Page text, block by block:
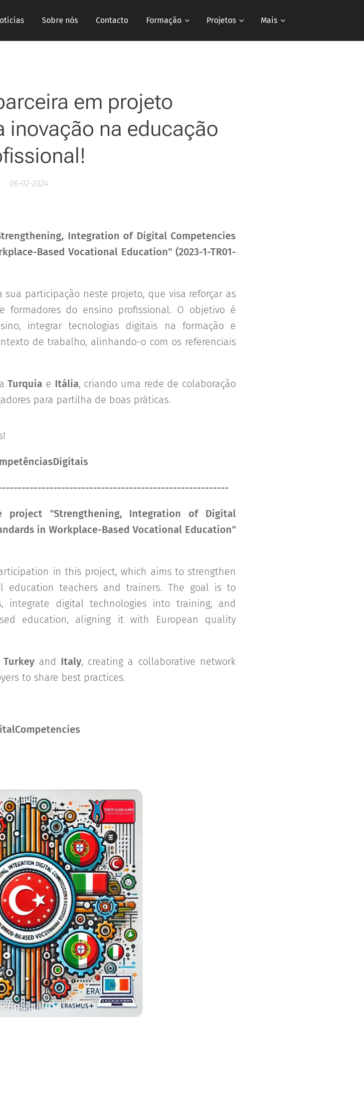
Sobre nós Contacto Formação Projetos Mais
em projeto
inovação na educação
06-02-2024
Integration of Digital Competencies
Based Vocational Education" (2023-1-TR01-
participação neste projeto, que visa reforçar as
formadores do ensino profissional. O objetivo é
integrar tecnologias digitais na formação e
de trabalho, alinhando-o com os referenciais
Turquia e Itália, criando uma rede de colaboração
para partilha de boas práticas.
"Strengthening, Integration of Digital
in Workplace-Based Vocational Education"
in this project, which aims to strengthen
education teachers and trainers. The goal is to
integrate digital technologies into training, and
education, aligning it with European quality
Turkey and Italy, creating a collaborative network
to share best practices.